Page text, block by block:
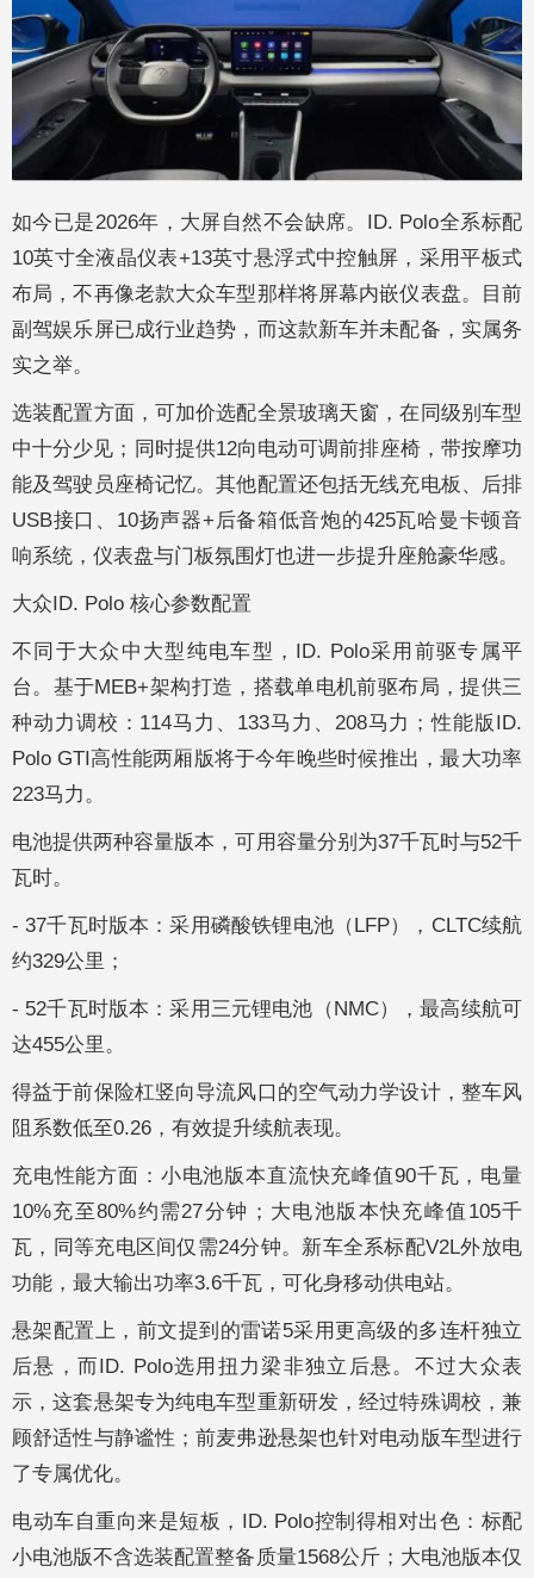
如今已是2026年，大屏自然不会缺席。ID. Polo全系标配
10英寸全液晶仪表+13英寸悬浮式中控触屏，采用平板式
布局，不再像老款大众车型那样将屏幕内嵌仪表盘。目前
副驾娱乐屏已成行业趋势，而这款新车并未配备，实属务
实之举。
选装配置方面，可加价选配全景玻璃天窗，在同级别车型
中十分少见；同时提供12向电动可调前排座椅，带按摩功
能及驾驶员座椅记忆。其他配置还包括无线充电板、后排
USB接口、10扬声器+后备箱低音炮的425瓦哈曼卡顿音
响系统，仪表盘与门板氛围灯也进一步提升座舱豪华感。
大众ID. Polo 核心参数配置
不同于大众中大型纯电车型，ID. Polo采用前驱专属平
台。基于MEB+架构打造，搭载单电机前驱布局，提供三
种动力调校：114马力、133马力、208马力；性能版ID.
Polo GTI高性能两厢版将于今年晚些时候推出，最大功率
223马力。
电池提供两种容量版本，可用容量分别为37千瓦时与52千
瓦时。
- 37千瓦时版本：采用磷酸铁锂电池（LFP），CLTC续航
约329公里；
- 52千瓦时版本：采用三元锂电池（NMC），最高续航可
达455公里。
得益于前保险杠竖向导流风口的空气动力学设计，整车风
阻系数低至0.26，有效提升续航表现。
充电性能方面：小电池版本直流快充峰值90千瓦，电量
10%充至80%约需27分钟；大电池版本快充峰值105千
瓦，同等充电区间仅需24分钟。新车全系标配V2L外放电
功能，最大输出功率3.6千瓦，可化身移动供电站。
悬架配置上，前文提到的雷诺5采用更高级的多连杆独立
后悬，而ID. Polo选用扭力梁非独立后悬。不过大众表
示，这套悬架专为纯电车型重新研发，经过特殊调校，兼
顾舒适性与静谧性；前麦弗逊悬架也针对电动版车型进行
了专属优化。
电动车自重向来是短板，ID. Polo控制得相对出色：标配
小电池版不含选装配置整备质量1568公斤；大电池版本仅